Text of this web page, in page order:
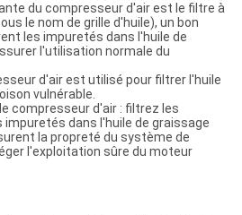
du compresseur d'air est le filtre à
le nom de grille d'huile), un bon
les impuretés dans l'huile de
l'utilisation normale du
d'air est utilisé pour filtrer l'huile
vulnérable.
compresseur d'air : filtrez les
dans l'huile de graissage
la propreté du système de
l'exploitation sûre du moteur